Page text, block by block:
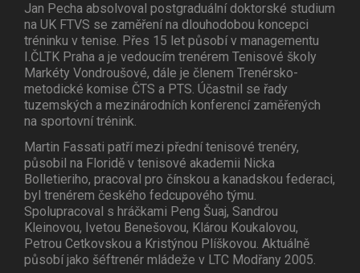
Jan Pecha absolvoval postgraduální doktorské studium
na UK FTVS se zaměření na dlouhodobou koncepci
tréninku v tenise. Přes 15 let působí v managementu
I.ČLTK Praha a je vedoucím trenérem Tenisové školy
Markéty Vondroušové, dále je členem Trenérsko-
metodické komise ČTS a PTS. Účastnil se řady
tuzemských a mezinárodních konferencí zaměřených
na sportovní trénink.
Martin Fassati patří mezi přední tenisové trenéry,
působil na Floridě v tenisové akademii Nicka
Bolletieriho, pracoval pro čínskou a kanadskou federaci,
byl trenérem českého fedcupového týmu.
Spolupracoval s hráčkami Peng Šuaj, Sandrou
Kleinovou, Ivetou Benešovou, Klárou Koukalovou,
Petrou Cetkovskou a Kristýnou Plíškovou. Aktuálně
působí jako šéftrenér mládeže v LTC Modřany 2005.